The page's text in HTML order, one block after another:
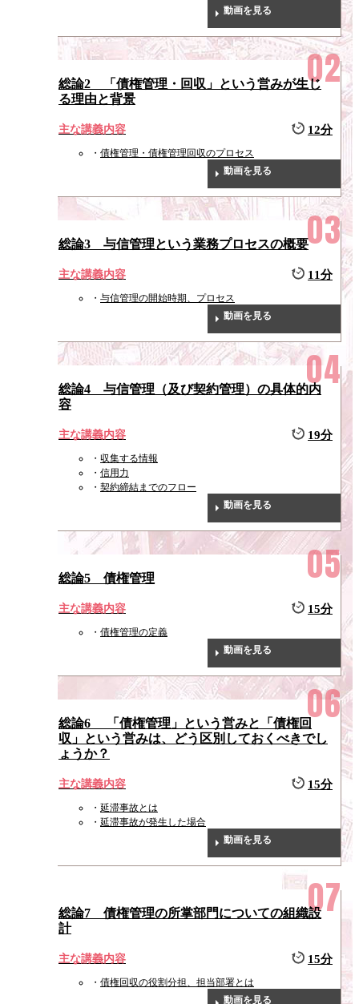
動画を見る
総論2 「債権管理・回収」という営みが生じ
る理由と背景
主な講義内容 12分
債権管理・債権管理回収のプロセス
動画を見る
総論3 与信管理という業務プロセスの概要
主な講義内容 11分
与信管理の開始時期、プロセス
動画を見る
総論4 与信管理（及び契約管理）の具体的内
容
主な講義内容 19分
収集する情報
信用力
契約締結までのフロー
動画を見る
総論5 債権管理
主な講義内容 15分
債権管理の定義
動画を見る
総論6 「債権管理」という営みと「債権回
収」という営みは、どう区別しておくべきでし
ょうか？
主な講義内容 15分
延滞事故とは
延滞事故が発生した場合
動画を見る
総論7 債権管理の所掌部門についての組織設
計
主な講義内容 15分
債権回収の役割分担、担当部署とは
動画を見る